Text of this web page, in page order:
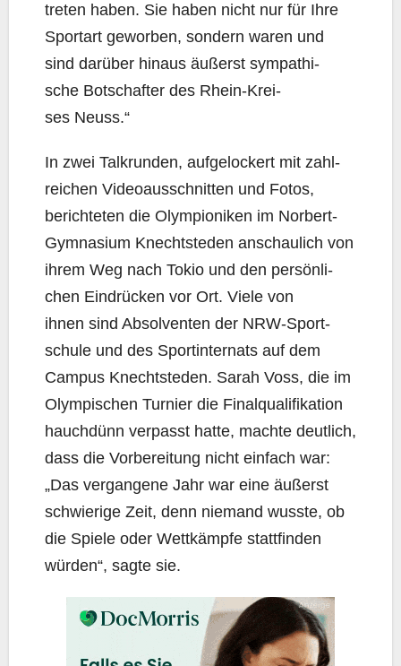
tre­ten haben. Sie haben nicht nur für Ihre
Sport­art gewor­ben, son­dern waren und
sind dar­über hin­aus äußerst sym­pa­thi­
sche Bot­schaf­ter des Rhein-Krei­
ses Neuss.“
In zwei Talk­run­den, auf­ge­lo­ckert mit zahl­
rei­chen Video­aus­schnit­ten und Fotos,
berich­te­ten die Olym­pio­ni­ken im Nor­bert-
Gym­na­si­um Knecht­s­teden anschau­lich von
ihrem Weg nach Tokio und den per­sön­li­
chen Ein­drü­cken vor Ort. Vie­le von
ihnen sind Absol­ven­ten der NRW-Sport­
schu­le und des Sport­in­ter­nats auf dem
Cam­pus Knecht­s­teden. Sarah Voss, die im
Olym­pi­schen Tur­nier die Final­qua­li­fi­ka­ti­on
hauch­dünn ver­passt hat­te, mach­te deut­lich,
dass die Vor­be­rei­tung nicht ein­fach war:
„Das ver­gan­ge­ne Jahr war eine äußerst
schwie­ri­ge Zeit, denn nie­mand wuss­te, ob
die Spie­le oder Wett­kämp­fe statt­fin­den
wür­den“, sag­te sie.